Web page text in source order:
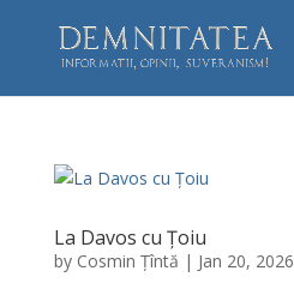
La Davos cu Țoiu
by Cosmin Țîntă | Jan 20, 2026